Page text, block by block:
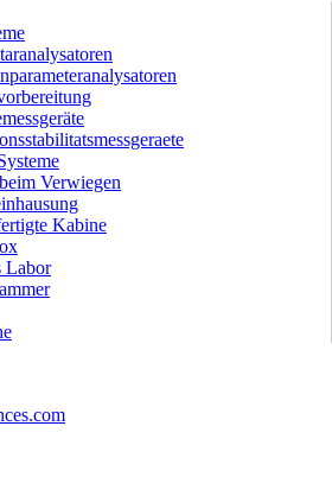
Verwiegen
Kabine
Labor